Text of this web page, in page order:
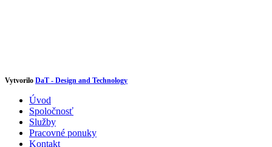
Vytvorilo DaT - Design and Technology
Úvod
Spoločnosť
Služby
Pracovné ponuky
Kontakt